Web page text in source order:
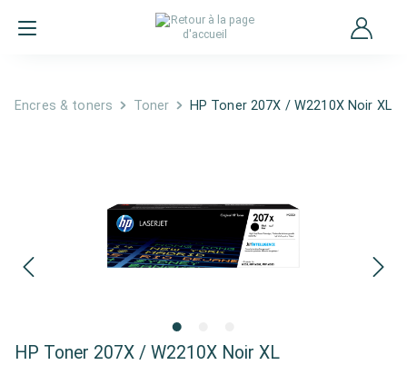
Encres & toners Toner HP Toner 207X / W2210X Noir XL
HP Toner 207X / W2210X Noir XL